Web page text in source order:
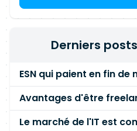
Derniers
Avantages d'être